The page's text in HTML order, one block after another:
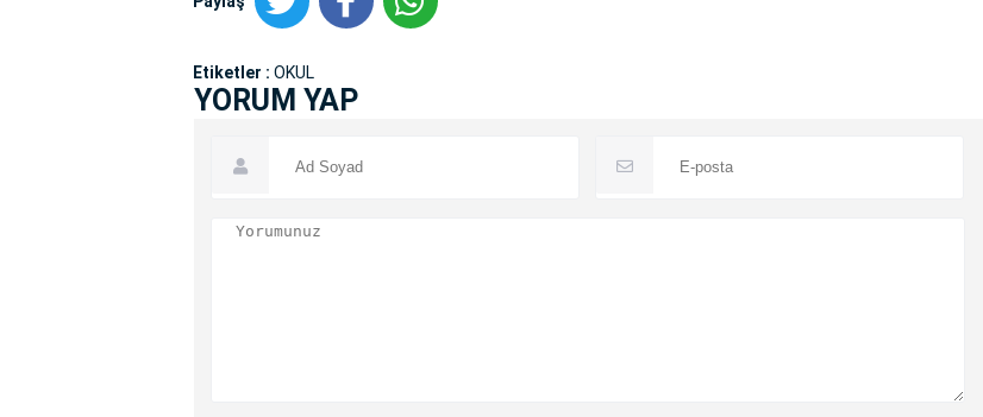
Etiketler : OKUL
YORUM YAP